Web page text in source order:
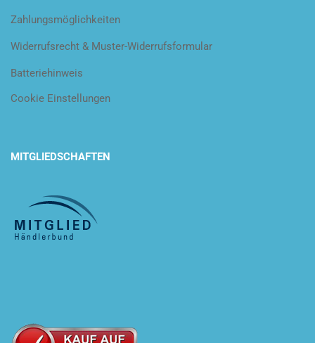
Zahlungsmöglichkeiten
Widerrufsrecht & Muster-Widerrufsformular
Batteriehinweis
Cookie Einstellungen
MITGLIEDSCHAFTEN